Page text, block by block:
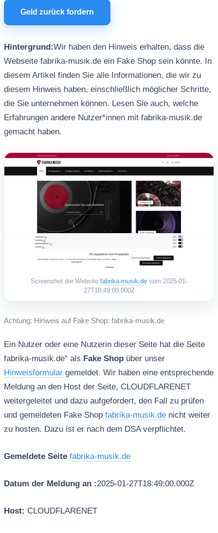
Geld zurück fordern
Hintergrund:Wir haben den Hinweis erhalten, dass die
Webseite fabrika-musik.de ein Fake Shop sein könnte. In
diesem Artikel finden Sie alle Informationen, die wir zu
diesem Hinweis haben, einschließlich möglicher Schritte,
die Sie unternehmen können. Lesen Sie auch, welche
Erfahrungen andere Nutzer*innen mit fabrika-musik.de
gemacht haben.
Screenshot der Website fabrika-musik.de vom 2025-01-
27T18:49:00.000Z
Achtung: Hinweis auf Fake Shop: fabrika-musik.de
Ein Nutzer oder eine Nutzerin dieser Seite hat die Seite
fabrika-musik.de“ als Fake Shopüber unser
Hinweisformulargemeldet. Wir haben eine entsprechende
Meldung an den Host der Seite, CLOUDFLARENET
weitergeleitet und dazu aufgefordert, den Fall zu prüfen
und gemeldeten Fake Shop fabrika-musik.denicht weiter
zu hosten. Dazu ist er nach dem DSA verpflichtet.
Gemeldete Seite fabrika-musik.de
Datum der Meldung an :2025-01-27T18:49:00.000Z
Host: CLOUDFLARENET